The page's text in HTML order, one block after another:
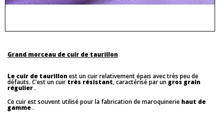
Grand morceau de cuir de taurillon
Le cuir de taurillonest un cuir relativement épais avec très peu de
défauts. C'est un cuir très résistant, caractérisé par un gros grain
régulier.
Ce cuir est souvent utilisé pour la fabrication de maroquinerie haut de
gamme.